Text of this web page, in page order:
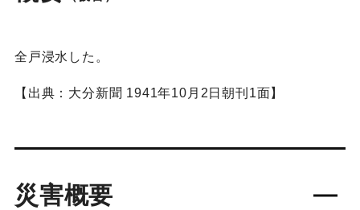
全戸浸水した。
【出典：大分新聞 1941年10月2日朝刊1面】
災害概要